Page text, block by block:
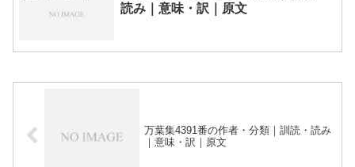
読み｜意味・訳｜原文
万葉集4391番の作者・分類｜訓読・読み
｜意味・訳｜原文